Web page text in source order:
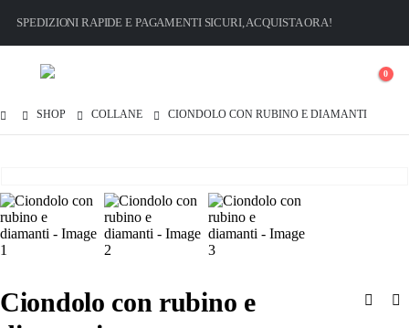
SPEDIZIONI RAPIDE E PAGAMENTI SICURI, ACQUISTA ORA!
0
SHOP COLLANE CIONDOLO CON RUBINO E DIAMANTI
Ciondolo con rubino e